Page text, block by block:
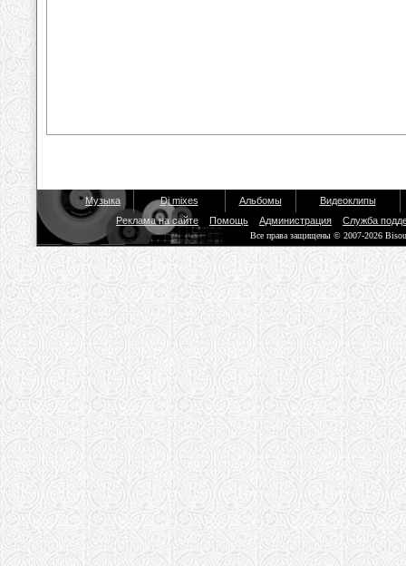
Музыка Dj mixes Альбомы
Видеоклипы
Реклама на сайте
Помощь Администрация Служба
Все права защищены © 2007-2026